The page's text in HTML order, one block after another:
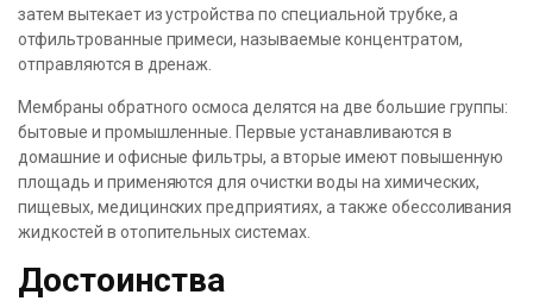
затем вытекает из устройства по специальной трубке, а
отфильтрованные примеси, называемые концентратом,
отправляются в дренаж.
Мембраны обратного осмоса делятся на две большие группы:
бытовые и промышленные. Первые устанавливаются в
домашние и офисные фильтры, а вторые имеют повышенную
площадь и применяются для очистки воды на химических,
пищевых, медицинских предприятиях, а также обессоливания
жидкостей в отопительных системах.
Достоинства